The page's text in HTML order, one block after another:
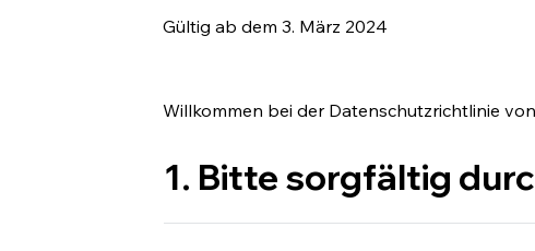
Gültig ab dem 3. März 2024
Willkommen bei der Datenschutzrichtlinie
1. Bitte sorgfältig